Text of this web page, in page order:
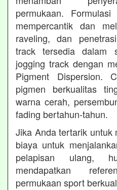
permukaan.
mempercantik dan
raveling, dan
track tersedia dalam
jogging track dengan
Pigment Dispersion.
pigmen berkualitas
warna cerah,
fading bertahun-tahun.
Jika Anda tertarik untuk
biaya untuk
pelapisan ulang,
mendapatkan
permukaan sport